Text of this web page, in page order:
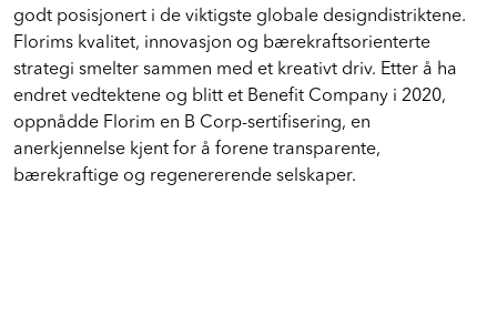
godt posisjonert i de viktigste globale designdistriktene.
Florims kvalitet, innovasjon og bærekraftsorienterte
strategi smelter sammen med et kreativt driv. Etter å ha
endret vedtektene og blitt et Benefit Company i 2020,
oppnådde Florim en B Corp-sertifisering, en
anerkjennelse kjent for å forene transparente,
bærekraftige og regenererende selskaper.